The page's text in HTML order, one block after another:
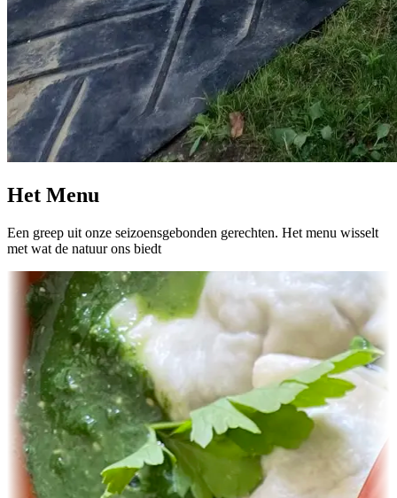
Het Menu
Een greep uit onze seizoensgebonden gerechten. Het menu wisselt
met wat de natuur ons biedt